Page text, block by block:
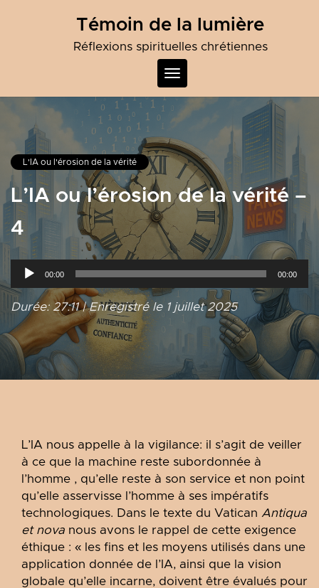
Témoin de la lumière
Réflexions spirituelles chrétiennes
Toggle
navigation
L'IA ou l'érosion de la vérité
L’IA ou l’érosion de la vérité –
4
Lecteur
audio
00:00 00:00
Durée: 27:11|Enregistré le 1 juillet 2025
L’IA nous appelle à la vigilance: il s’agit de veiller
à ce que la machine reste subordonnée à
l’homme , qu’elle reste à son service et non point
qu’elle asservisse l’homme à ses impératifs
technologiques. Dans le texte du Vatican Antiqua
et nova nous avons le rappel de cette exigence
éthique : « les fins et les moyens utilisés dans une
application donnée de l’IA, ainsi que la vision
globale qu’elle incarne, doivent être évalués pour